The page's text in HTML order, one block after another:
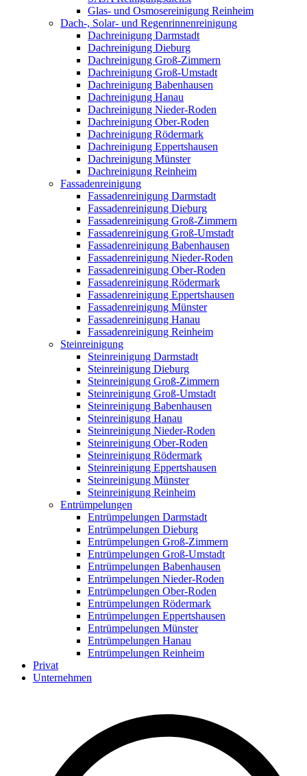
Glas- und Osmosereinigung Reinheim
Dach-, Solar- und Regenrinnenreinigung
Dachreinigung Darmstadt
Dachreinigung Dieburg
Dachreinigung Groß-Zimmern
Dachreinigung Groß-Umstadt
Dachreinigung Babenhausen
Dachreinigung Hanau
Dachreinigung Nieder-Roden
Dachreinigung Ober-Roden
Dachreinigung Rödermark
Dachreinigung Eppertshausen
Dachreinigung Münster
Dachreinigung Reinheim
Fassadenreinigung
Fassadenreinigung Darmstadt
Fassadenreinigung Dieburg
Fassadenreinigung Groß-Zimmern
Fassadenreinigung Groß-Umstadt
Fassadenreinigung Babenhausen
Fassadenreinigung Nieder-Roden
Fassadenreinigung Ober-Roden
Fassadenreinigung Rödermark
Fassadenreinigung Eppertshausen
Fassadenreinigung Münster
Fassadenreinigung Hanau
Fassadenreinigung Reinheim
Steinreinigung
Steinreinigung Darmstadt
Steinreinigung Dieburg
Steinreinigung Groß-Zimmern
Steinreinigung Groß-Umstadt
Steinreinigung Babenhausen
Steinreinigung Hanau
Steinreinigung Nieder-Roden
Steinreinigung Ober-Roden
Steinreinigung Rödermark
Steinreinigung Eppertshausen
Steinreinigung Münster
Steinreinigung Reinheim
Entrümpelungen
Entrümpelungen Darmstadt
Entrümpelungen Dieburg
Entrümpelungen Groß-Zimmern
Entrümpelungen Groß-Umstadt
Entrümpelungen Babenhausen
Entrümpelungen Nieder-Roden
Entrümpelungen Ober-Roden
Entrümpelungen Rödermark
Entrümpelungen Eppertshausen
Entrümpelungen Münster
Entrümpelungen Hanau
Entrümpelungen Reinheim
Privat
Unternehmen